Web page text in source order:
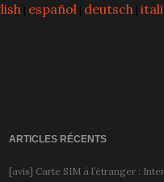
| español| deutsch|
ARTICLES RÉCENTS
[avis] Carte SIM à l’étranger :